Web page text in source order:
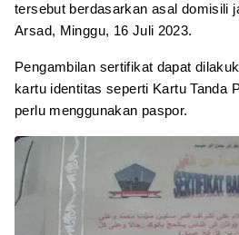
tersebut berdasarkan asal domisili
Arsad, Minggu, 16 Juli 2023.
Pengambilan sertifikat dapat
kartu identitas seperti Kartu Tanda
perlu menggunakan paspor.